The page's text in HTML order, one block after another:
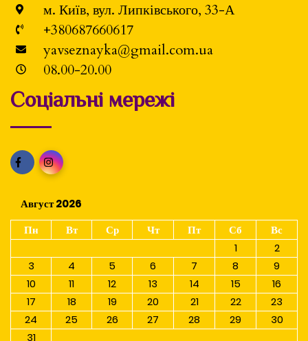
м. Київ, вул. Липківського, 33-А
+380687660617
yavseznayka@gmail.com.ua
08.00-20.00
Соціальні мережі
Август 2026
Пн
Вт Ср Чт Пт Сб
Вс
1
2
3
4 5 6 7 8
9
10
11 12 13 14 15
16
17
18 19 20 21 22
23
24
25 26 27 28 29
30
31